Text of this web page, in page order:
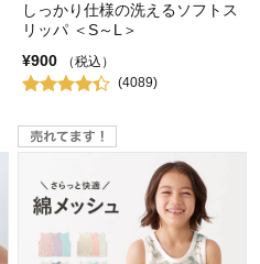
しっかり仕様の洗えるソフトス
リッパ ＜S～L＞
¥900
（税込）
(4089)